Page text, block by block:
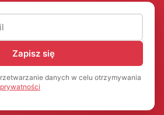
Zapisz się
danych w celu otrzymywania